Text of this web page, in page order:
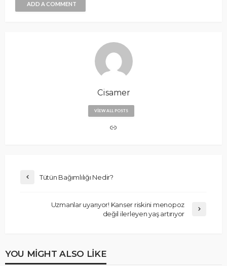
ADD A COMMENT
Cisamer
VIEW ALL POSTS
Tütün Bağımlılığı Nedir?
Uzmanlar uyarıyor! Kanser riskini menopoz
değil ilerleyen yaş artırıyor
YOU MIGHT ALSO LIKE